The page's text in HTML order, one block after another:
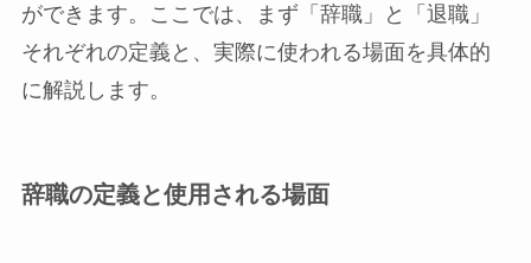
ができます。ここでは、まず「辞職」と「退職」
それぞれの定義と、実際に使われる場面を具体的
に解説します。
辞職の定義と使用される場面